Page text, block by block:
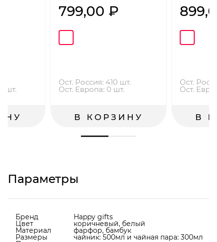
шт.
799,00 ₽
Ост. Россия: 410 шт.
Ост. Европа: 0 шт.
В КОРЗИНУ
Ост.
Ост.
В
Параметры
Бренд Happy gifts
Цвет коричневый, белый
Материал фарфор, бамбук
Размеры чайник: 500мл и чайная пара: 300мл